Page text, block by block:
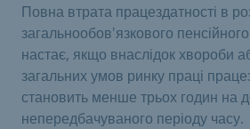
Повна втрата працездатності в
загальнообов'язкового
настає, якщо внаслідок хвороби
загальних умов ринку праці
становить менше трьох годин на
непередбачуваного періоду часу.